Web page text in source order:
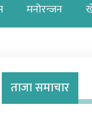
मनोरन्जन
ताजा समाचार